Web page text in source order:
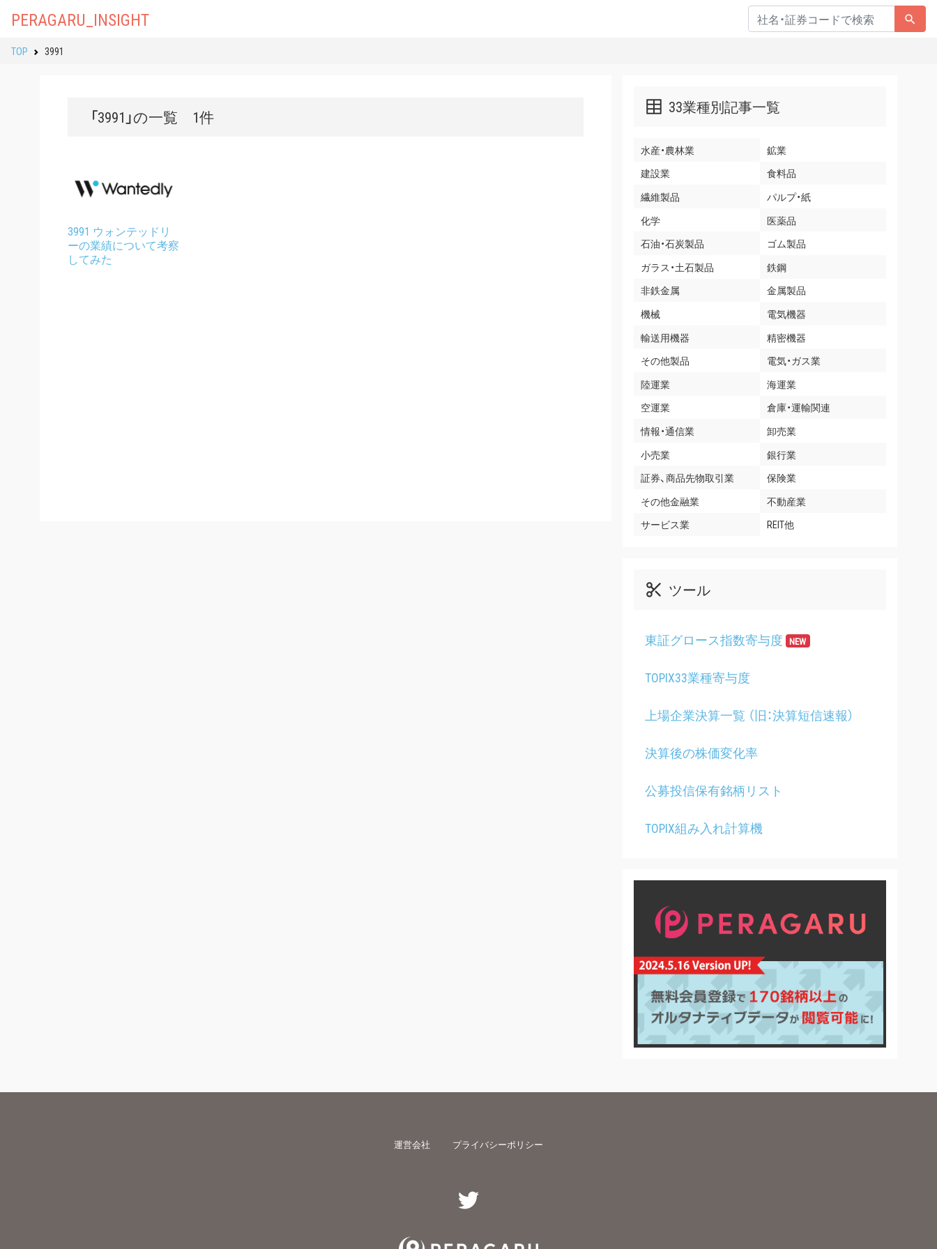
PERAGARU_INSIGHT
TOP 3991
「3991」の一覧 1件
3991 ウォンテッドリ
ーの業績について考察
してみた
33業種別記事一覧
水産・農林業
鉱業
建設業
食料品
繊維製品
パルプ・紙
化学
医薬品
石油・石炭製品
ゴム製品
ガラス・土石製品
鉄鋼
非鉄金属
金属製品
機械
電気機器
輸送用機器
精密機器
その他製品
電気・ガス業
陸運業
海運業
空運業
倉庫・運輸関連
情報・通信業
卸売業
小売業
銀行業
証券、商品先物取引業
保険業
その他金融業
不動産業
サービス業
REIT他
ツール
東証グロース指数寄与度 NEW
TOPIX33業種寄与度
上場企業決算一覧 （旧：決算短信速報）
決算後の株価変化率
公募投信保有銘柄リスト
TOPIX組み入れ計算機
運営会社 プライバシーポリシー